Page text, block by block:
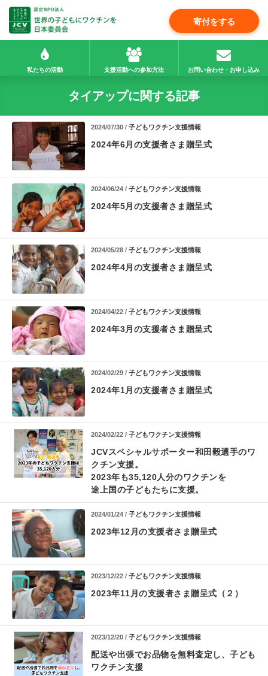
寄付をする
私たちの活動 支援活動への参加方法 お問い合わせ・お申し込み
タイアップに関する記事
2024/07/30 /子どもワクチン支援情報
2024年6月の支援者さま贈呈式
2024/06/24 /子どもワクチン支援情報
2024年5月の支援者さま贈呈式
2024/05/28 /子どもワクチン支援情報
2024年4月の支援者さま贈呈式
2024/04/22 /子どもワクチン支援情報
2024年3月の支援者さま贈呈式
2024/02/29 /子どもワクチン支援情報
2024年1月の支援者さま贈呈式
2024/02/22 /子どもワクチン支援情報
JCVスペシャルサポーター和田毅選手のワ
クチン支援。
2023年も35,120人分のワクチンを
途上国の子どもたちに支援。
2024/01/24 /子どもワクチン支援情報
2023年12月の支援者さま贈呈式
2023/12/22 /子どもワクチン支援情報
2023年11月の支援者さま贈呈式（２）
2023/12/20 /子どもワクチン支援情報
配送や出張でお品物を無料査定し、子ども
ワクチン支援